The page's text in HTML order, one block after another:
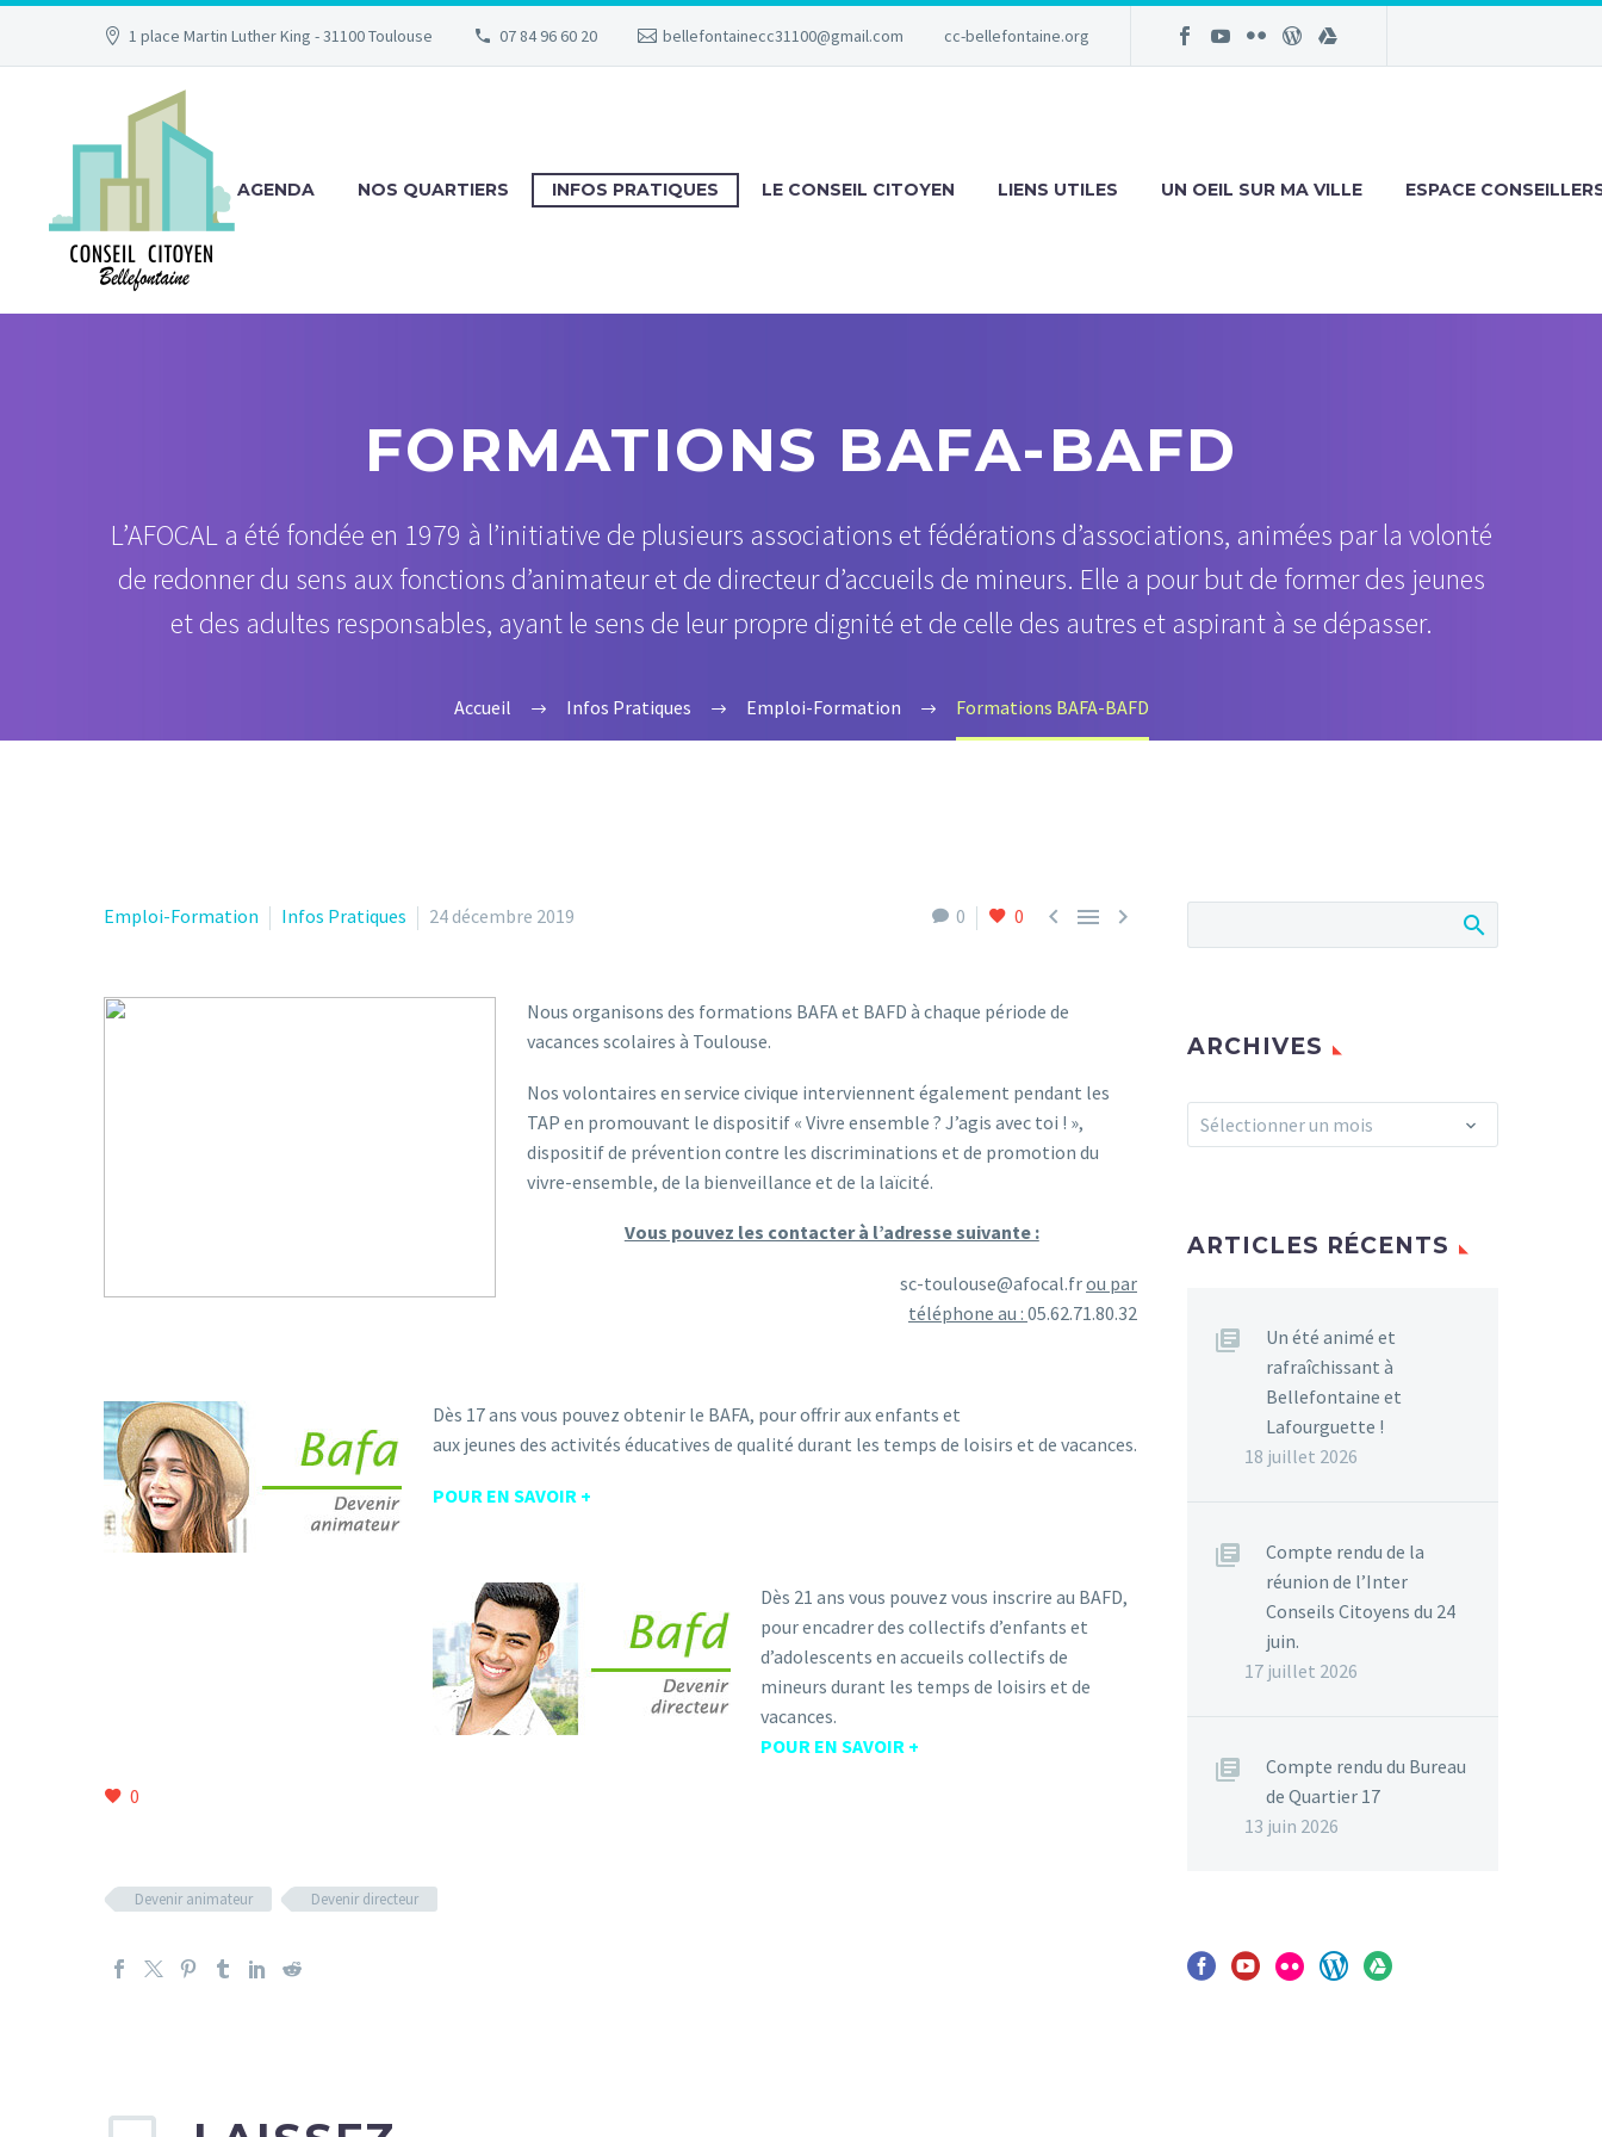
1 place Martin Luther King - 31100 Toulouse 07 84 96 60 20 bellefontainecc31100@gmail.com cc-bellefontaine.org
AGENDA NOS QUARTIERS INFOS PRATIQUES LE CONSEIL CITOYEN LIENS UTILES UN OEIL SUR MA VILLE ESPACE
FORMATIONS BAFA-BAFD
L’AFOCAL a été fondée en 1979 à l’initiative de plusieurs associations et fédérations d’associations, animées par la volonté
de redonner du sens aux fonctions d’animateur et de directeur d’accueils de mineurs. Elle a pour but de former des jeunes
et des adultes responsables, ayant le sens de leur propre dignité et de celle des autres et aspirant à se dépasser.
Accueil Infos Pratiques Emploi-Formation Formations BAFA-BAFD
0 0   
Emploi-Formation Infos Pratiques 24 décembre 2019
Nous organisons des formations BAFA et BAFD à chaque période de
vacances scolaires à Toulouse.
Nos volontaires en service civique interviennent également pendant les
TAP en promouvant le dispositif « Vivre ensemble ? J’agis avec toi ! »,
dispositif de prévention contre les discriminations et de promotion du
vivre-ensemble, de la bienveillance et de la laïcité.
Vous pouvez les contacter à l’adresse suivante :
sc-toulouse@afocal.frou par
téléphone au : 05.62.71.80.32
Dès 17 ans vous pouvez obtenir le BAFA, pour offrir aux enfants et
aux jeunes des activités éducatives de qualité durant les temps de loisirs et de vacances.
POUR EN SAVOIR +
Dès 21 ans vous pouvez vous inscrire au BAFD,
pour encadrer des collectifs d’enfants et
d’adolescents en accueils collectifs de
mineurs durant les temps de loisirs et de
vacances.
POUR EN SAVOIR +
0
Devenir animateur Devenir directeur
ARCHIVES
Archives
Sélectionner un mois
ARTICLES RÉCENTS
Un été animé et
rafraîchissant à
Bellefontaine et
Lafourguette !
18 juillet 2026
Compte rendu de la
réunion de l’Inter
Conseils Citoyens du 24
juin.
17 juillet 2026
Compte rendu du Bureau
de Quartier 17
13 juin 2026